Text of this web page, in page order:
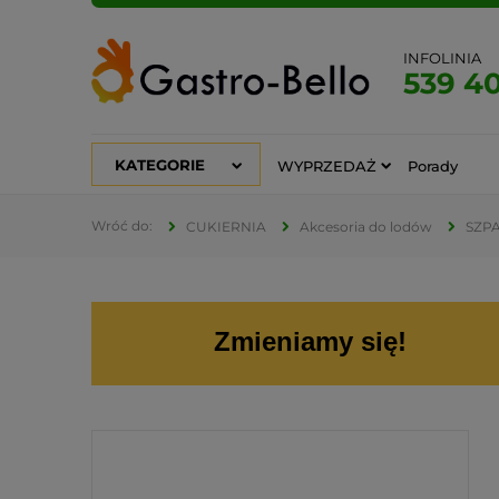
INFOLINIA
539
KATEGORIE WYPRZEDAŻ Porady
CUKIERNIA Akcesoria do lodów
Zmieniamy się!